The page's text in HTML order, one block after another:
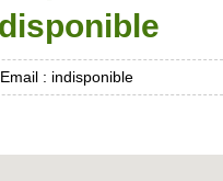
Email : indisponible